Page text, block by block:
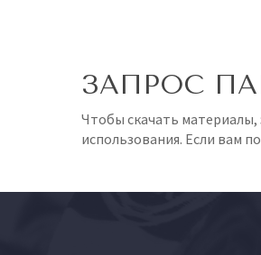
ЗАПРОС
Чтобы скачать
использования. Если вам